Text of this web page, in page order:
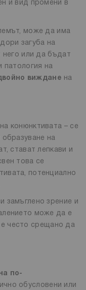
и вид промени в
може да има
загуба на
него или да бъдат
патология на
виждане на
конюнктивата – се
образуване на
стават лепкави и
това се
потенциално
замъглено зрение и
може да е
е често срещано да
по-
обусловени или